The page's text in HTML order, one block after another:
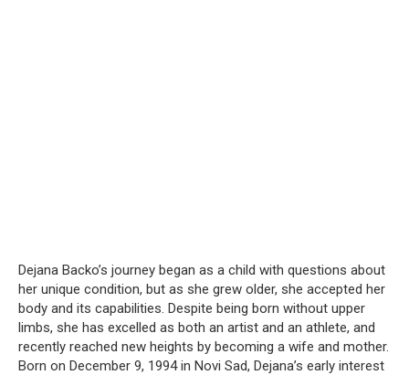
Dejana Backo’s journey began as a child with questions about
her unique condition, but as she grew older, she accepted her
body and its capabilities. Despite being born without upper
limbs, she has excelled as both an artist and an athlete, and
recently reached new heights by becoming a wife and mother.
Born on December 9, 1994 in Novi Sad, Dejana’s early interest